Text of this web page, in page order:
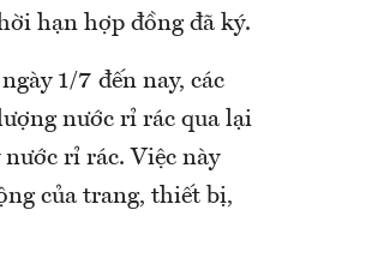
hạn hợp đồng đã ký.
1/7 đến nay, các
nước rỉ rác qua lại
rỉ rác. Việc này
của trang, thiết bị,